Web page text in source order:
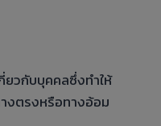
วกับบุคคลซึ่งทำให้
งตรงหรือทางอ้อม